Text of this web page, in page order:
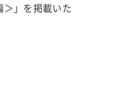
」を掲載いた